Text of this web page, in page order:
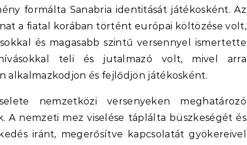
formálta Sanabria identitását játékosként. Az
a fiatal korában történt európai költözése volt,
és magasabb szintű versennyel ismertette
teli és jutalmazó volt, mivel arra
alkalmazkodjon és fejlődjön játékosként.
nemzetközi versenyeken meghatározó
A nemzeti mez viselése táplálta büszkeségét és
iránt, megerősítve kapcsolatát gyökereivel